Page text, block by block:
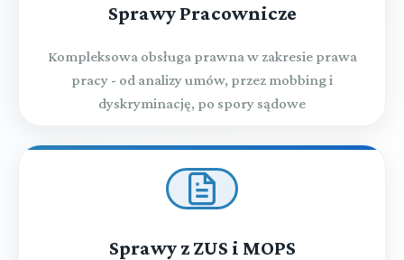
Sprawy Pracownicze
Kompleksowa obsługa prawna w zakresie prawa
pracy - od analizy umów, przez mobbing i
dyskryminację, po spory sądowe
Sprawy z ZUS i MOPS